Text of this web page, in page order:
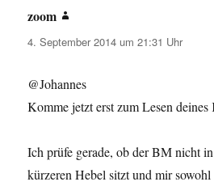
zoom
4. September 2014 um 21:31 Uhr
@Johannes
Komme jetzt erst zum Lesen deines
Ich prüfe gerade, ob der BM nicht
kürzeren Hebel sitzt und mir sowohl